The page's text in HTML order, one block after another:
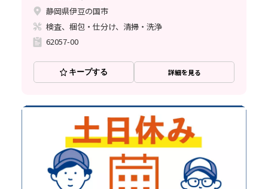
静岡県伊豆の国市
検査、梱包・仕分け、清掃・洗浄
62057-00
キープする 詳細を見る